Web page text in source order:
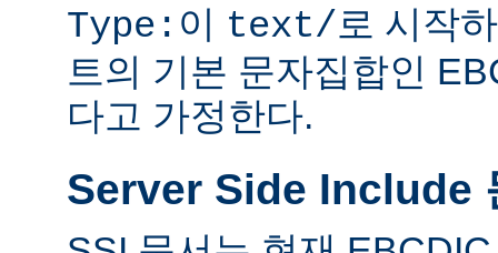
Type: 이 text/ 로 시작
트의 기본 문자집합인
다고 가정한다.
Server Side Include